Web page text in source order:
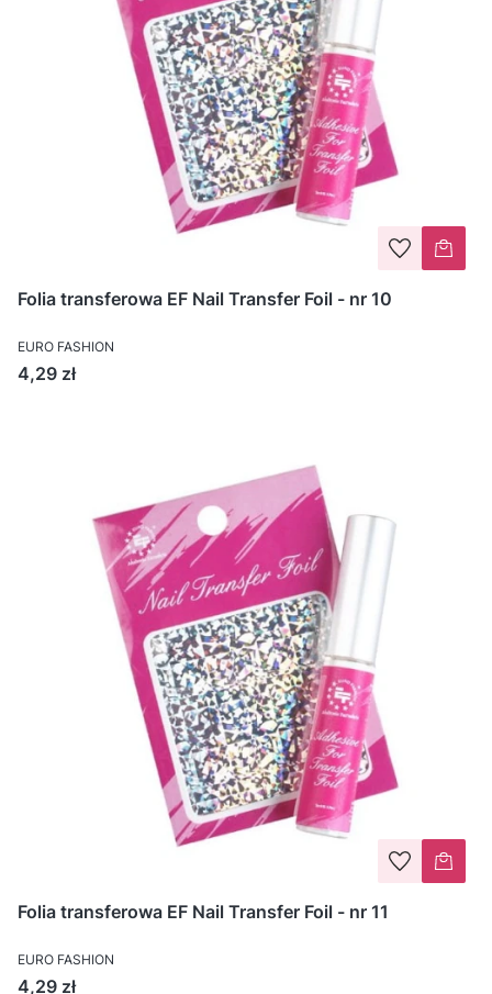
Folia transferowa EF Nail Transfer Foil - nr 10
EURO FASHION
Cena
4,29 zł
Folia transferowa EF Nail Transfer Foil - nr 11
EURO FASHION
Cena
4,29 zł